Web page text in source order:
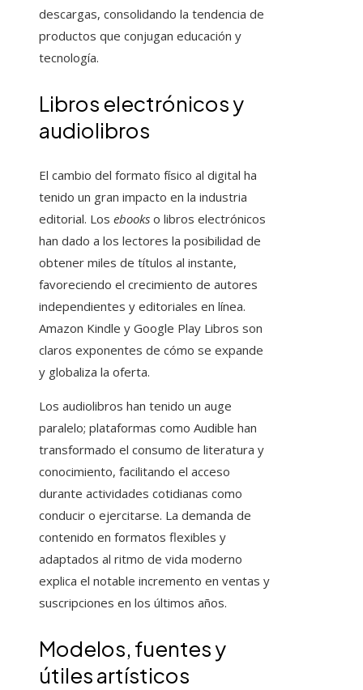
descargas, consolidando la tendencia de
productos que conjugan educación y
tecnología.
Libros electrónicos y
audiolibros
El cambio del formato físico al digital ha
tenido un gran impacto en la industria
editorial. Los ebooks o libros electrónicos
han dado a los lectores la posibilidad de
obtener miles de títulos al instante,
favoreciendo el crecimiento de autores
independientes y editoriales en línea.
Amazon Kindle y Google Play Libros son
claros exponentes de cómo se expande
y globaliza la oferta.
Los audiolibros han tenido un auge
paralelo; plataformas como Audible han
transformado el consumo de literatura y
conocimiento, facilitando el acceso
durante actividades cotidianas como
conducir o ejercitarse. La demanda de
contenido en formatos flexibles y
adaptados al ritmo de vida moderno
explica el notable incremento en ventas y
suscripciones en los últimos años.
Modelos, fuentes y
útiles artísticos